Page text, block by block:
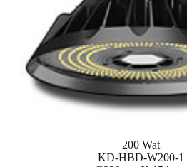
200 Wat
KD-HBD-W200-1